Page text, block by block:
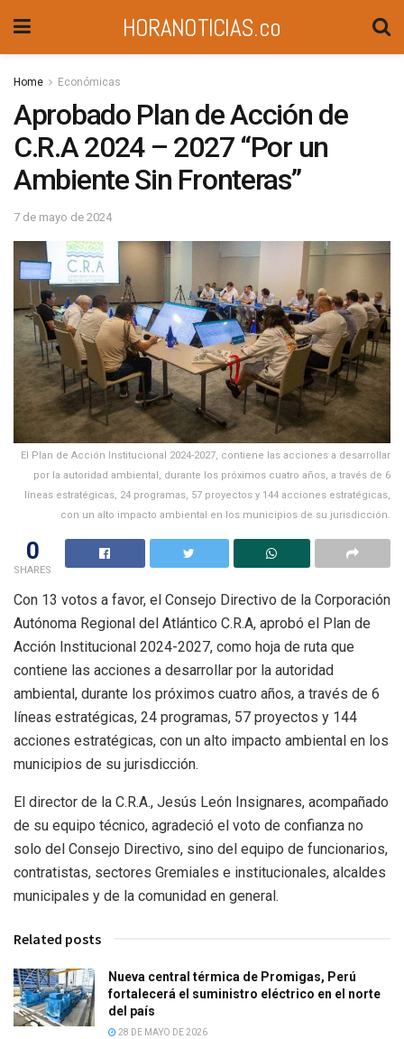
HORANOTICIAS.co
Home Económicas
Aprobado Plan de Acción de
C.R.A 2024 – 2027 “Por un
Ambiente Sin Fronteras”
7 de mayo de 2024
El Plan de Acción Institucional 2024-2027, contiene las acciones a desarrollar
por la autoridad ambiental, durante los próximos cuatro años, a través de 6
líneas estratégicas, 24 programas, 57 proyectos y 144 acciones estratégicas,
con un alto impacto ambiental en los municipios de su jurisdicción.
0
SHARES
Con 13 votos a favor, el Consejo Directivo de la Corporación
Autónoma Regional del Atlántico C.R.A, aprobó el Plan de
Acción Institucional 2024-2027, como hoja de ruta que
contiene las acciones a desarrollar por la autoridad
ambiental, durante los próximos cuatro años, a través de 6
líneas estratégicas, 24 programas, 57 proyectos y 144
acciones estratégicas, con un alto impacto ambiental en los
municipios de su jurisdicción.
El director de la C.R.A., Jesús León Insignares, acompañado
de su equipo técnico, agradeció el voto de confianza no
solo del Consejo Directivo, sino del equipo de funcionarios,
contratistas, sectores Gremiales e institucionales, alcaldes
municipales y de la comunidad en general.
Related posts
Nueva central térmica de Promigas, Perú
fortalecerá el suministro eléctrico en el norte
del país
28 DE MAYO DE 2026